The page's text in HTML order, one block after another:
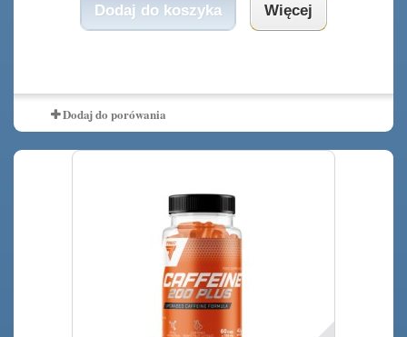
Dodaj do koszyka Więcej
Dodaj do porówania